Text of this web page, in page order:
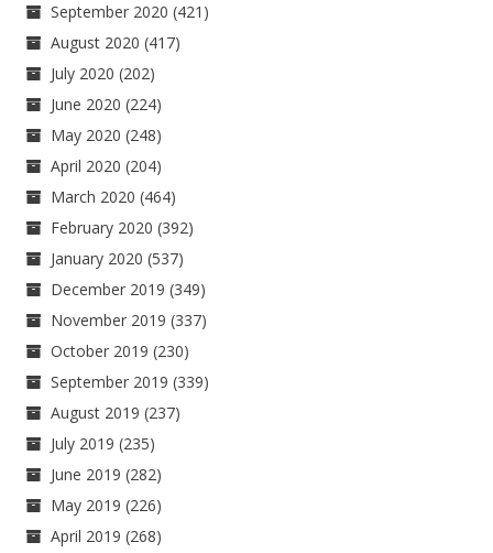
September 2020 (421)
August 2020 (417)
July 2020 (202)
June 2020 (224)
May 2020 (248)
April 2020 (204)
March 2020 (464)
February 2020 (392)
January 2020 (537)
December 2019 (349)
November 2019 (337)
October 2019 (230)
September 2019 (339)
August 2019 (237)
July 2019 (235)
June 2019 (282)
May 2019 (226)
April 2019 (268)